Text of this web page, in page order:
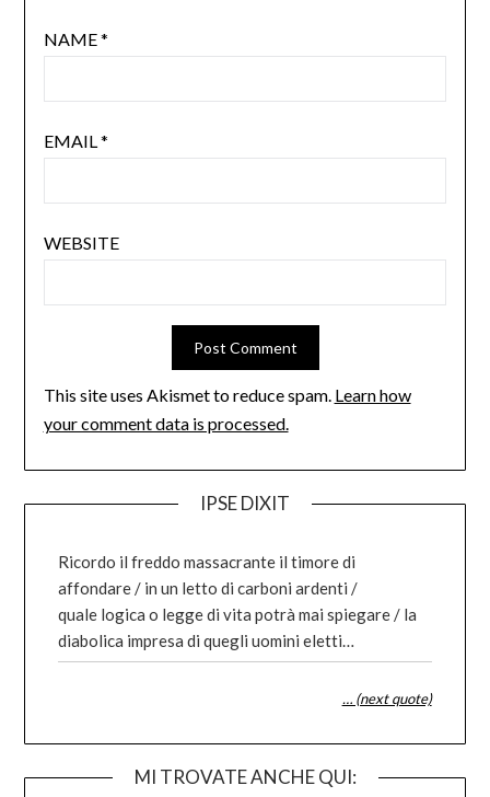
NAME*
EMAIL*
WEBSITE
This site uses Akismet to reduce spam. Learn how
your comment data is processed.
IPSE DIXIT
Ricordo il freddo massacrante il timore di
affondare / in un letto di carboni ardenti /
quale logica o legge di vita potrà mai spiegare / la
diabolica impresa di quegli uomini eletti…
… (next quote)
MI TROVATE ANCHE QUI: